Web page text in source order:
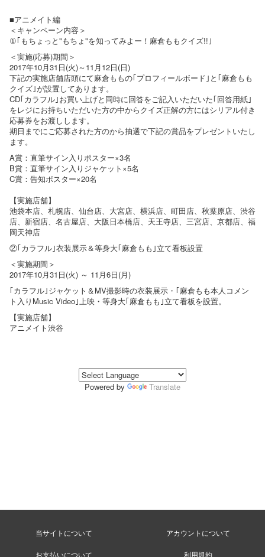
■アニメイト編
＜キャンペーン内容＞
①｢もちょっと"もちょ"を知ってみよー！麻倉ももクイズ!!｣
＜実施(応募)期間＞
2017年10月31日(火)～11月12日(日)
下記の実施店舗店頭にて麻倉ももの｢プロフィールボード｣と｢麻倉もも
クイズ｣が設置してあります。
CD｢カラフル｣お買い上げと同時に回答をご記入いただいた｢回答用紙｣
をレジにお持ちいただいた方の中からクイズ正解の方にはシリアル付き
応募券をお渡しします。
期日までにご応募された方のから抽選で下記の賞品をプレゼントいたし
ます。
A賞：直筆サイン入りポスター×3名
B賞：直筆サイン入りジャケット×5名
C賞：告知ポスター×20名
【実施店舗】
池袋本店、札幌店、仙台店、大宮店、横浜店、町田店、秋葉原店、渋谷
店、新宿店、名古屋店、大阪日本橋店、天王寺店、三宮店、京都店、福
岡天神店
②｢カラフル｣衣装展示＆等身大｢麻倉もも｣立て看板設置
＜実施期間＞
2017年10月31日(火) ～ 11月6日(月)
｢カラフル｣ジャケット＆MV撮影時の衣装展示・｢麻倉もも本人コメン
ト入りMusic Video｣上映・等身大｢麻倉もも｣立て看板を設置。
【実施店舗】
アニメイト渋谷
Powered by Translate
当サイトについて アカウントについて
お支払いについて 利用規約